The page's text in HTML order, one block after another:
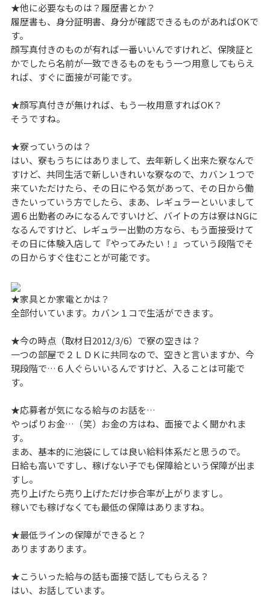
★他に必要なものは？履歴書とか？
履歴書も、身分証明書、身分が確認できるものがあればOKで
す。
顔写真付きのものが有れば一番いいんですけれど、保険証と
かでしたら名前が一致できるものをもう一つ用意してもらえ
れば、すぐに面接が可能です。
★顔写真付きが無ければ、もう一枚用意すればOK？
そうですね。
★寮っていうのは？
はい、寮もうちにはありまして、去年新しく出来た寮なんで
すけど、共同生活で新しいきれいな寮なので、カバン１つで
来ていただけたら、その日にやる気があって、その日から働
きたいっていう方でしたら、まあ、レギュラーといいまして
週６出勤者のみになるんですいけど、バイトの方は寮はNGに
なるんですけど、レギュラー出勤の方なら、もう面接受けて
その日に体験入店して『やってみたい！』っていう段階でそ
の日からすぐ住むことが可能です。
★家具とか家電とかは？
全部付いています。カバン１コで生活ができます。
★今の時点（取材日2012/3/6）で寮の空きは？
一つの部屋で２ＬＤＫに共同なので、空きと言いますか、今
現段階で…６人ぐらいいるんですけど、入ることは可能で
す。
★応募者が気になる給与のお話を…
やっぱりお金…（笑）お金の方はね、面接でよく聞かれま
す。
まあ、基本的に池袋にしては良い給料体系だと思うので。
日給も高いですし、稼げない子でも保障給という保障が出ま
すし。
売り上げたら売り上げただけ歩合率が上がりますし。
稼いでも稼げなくても最低の保障はありますね。
★最低ラインの保障ができると？
ありますあります。
★こういった給与の話も面接で話してもらえる？
はい、お話しています。